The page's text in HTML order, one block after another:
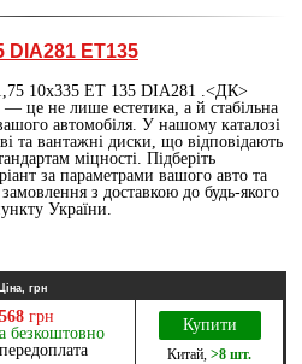
DIA281 ET135
10х335 ET 135 DIA281 .<ДК>
— це не лише естетика, а й стабільна
автомобіля. У нашому каталозі
та вантажні диски, що відповідають
міцності. Підберіть
за параметрами вашого авто та
з доставкою до будь-якого
України.
Ціна, грн
грн
безкоштовно
Купити
Китай >8 шт.